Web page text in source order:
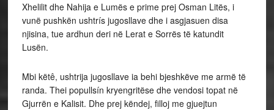
Xhelilit dhe Nahija e Lumës e prime prej Osman Litës, i
vunë pushkën ushtrís jugosllave dhe i asgjasuen disa
njisina, tue ardhun deri në Lerat e Sorrës të katundit
Lusën.
Mbi këtê, ushtrija jugosllave ia behi bjeshkëve me armë të
randa. Thei popullsín kryengritëse dhe vendosi topat në
Gjurrën e Kalisit. Dhe prej këndej, filloj me gjuejtun